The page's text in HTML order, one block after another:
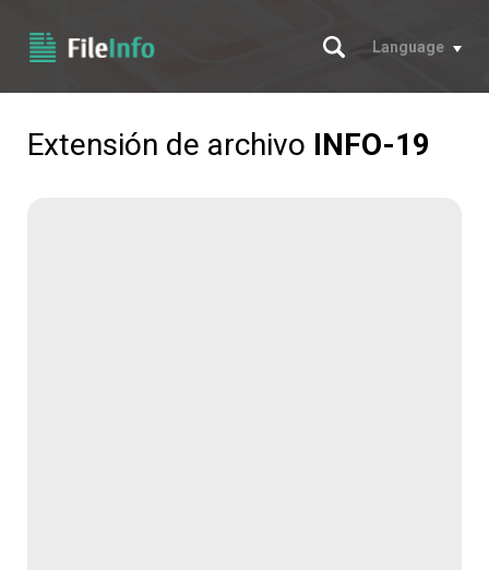
Buscar
Language
Extensión de archivo INFO-19